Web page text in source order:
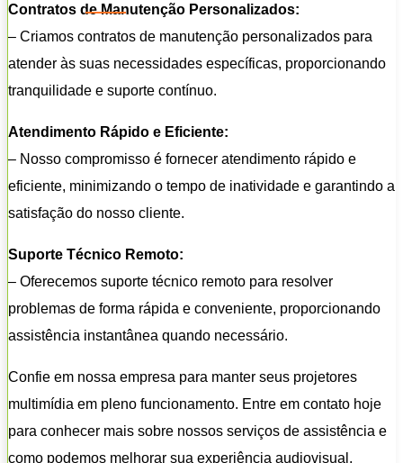
Contratos de Manutenção Personalizados:
– Criamos contratos de manutenção personalizados para
atender às suas necessidades específicas, proporcionando
tranquilidade e suporte contínuo.
Atendimento Rápido e Eficiente:
– Nosso compromisso é fornecer atendimento rápido e
eficiente, minimizando o tempo de inatividade e garantindo a
satisfação do nosso cliente.
Suporte Técnico Remoto:
– Oferecemos suporte técnico remoto para resolver
problemas de forma rápida e conveniente, proporcionando
assistência instantânea quando necessário.
Confie em nossa empresa para manter seus projetores
multimídia em pleno funcionamento. Entre em contato hoje
para conhecer mais sobre nossos serviços de assistência e
como podemos melhorar sua experiência audiovisual.